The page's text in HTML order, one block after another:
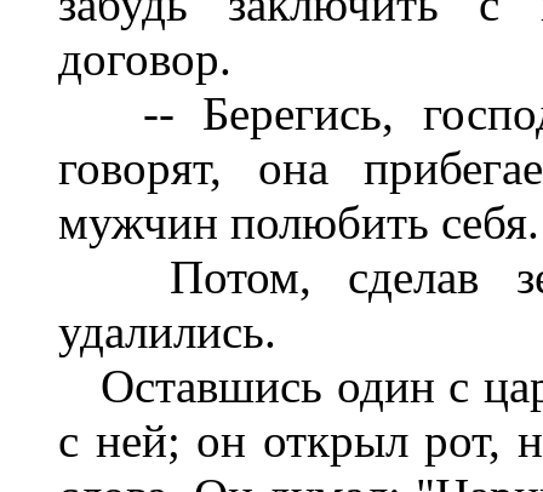
договор.
-- Берегись,
говорят, она
мужчин полюбить себя.
Потом, сделав
удалились.
Оставшись один с
с ней; он открыл рот,